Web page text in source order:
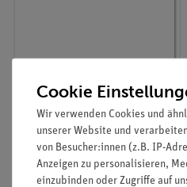
Laborthermometer,
+15...+40°C, l=220mm,
Tauchschaft 50mm
Cookie
Wir verwenden Cookies und
unserer Website und
von Besucher:innen (z.B. IP-
Anzeigen zu personalisieren,
einzubinden oder Zugriffe auf